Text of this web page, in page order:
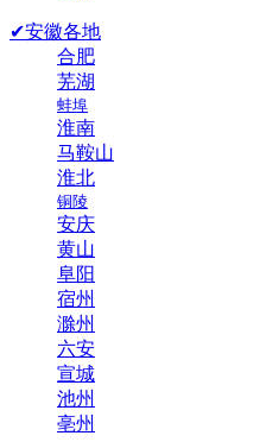
✔安徽各地
合肥
芜湖
蚌埠
淮南
马鞍山
淮北
铜陵
安庆
黄山
阜阳
宿州
滁州
六安
宣城
池州
亳州